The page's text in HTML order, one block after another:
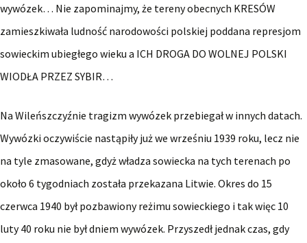
wywózek… Nie zapominajmy, że tereny obecnych KRESÓW
zamieszkiwała ludność narodowości polskiej poddana represjom
sowieckim ubiegłego wieku a ICH DROGA DO WOLNEJ POLSKI
WIODŁA PRZEZ SYBIR…
Na Wileńszczyźnie tragizm wywózek przebiegał w innych datach.
Wywózki oczywiście nastąpiły już we wrześniu 1939 roku, lecz nie
na tyle zmasowane, gdyż władza sowiecka na tych terenach po
około 6 tygodniach została przekazana Litwie. Okres do 15
czerwca 1940 był pozbawiony reżimu sowieckiego i tak więc 10
luty 40 roku nie był dniem wywózek. Przyszedł jednak czas, gdy